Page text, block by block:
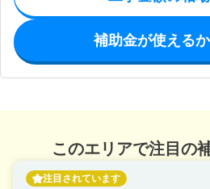
補助金が使える
このエリアで注目の
注目されています